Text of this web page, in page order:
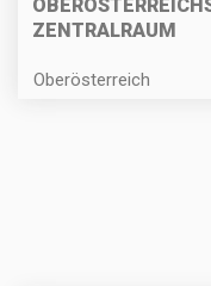
ZENTRALRAUM
Oberösterreich